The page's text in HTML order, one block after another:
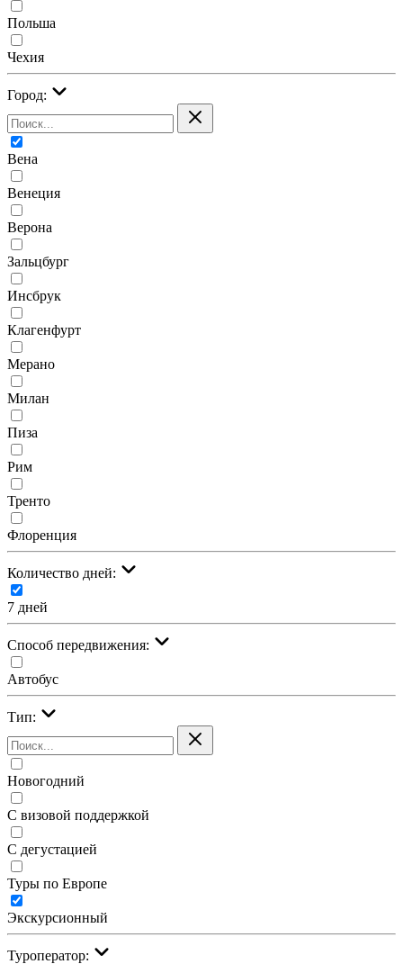
Польша
Чехия
Город:
Вена
Венеция
Верона
Зальцбург
Инсбрук
Клагенфурт
Мерано
Милан
Пиза
Рим
Тренто
Флоренция
Количество дней:
7 дней
Cпособ передвижения:
Автобус
Тип:
Новогодний
С визовой поддержкой
С дегустацией
Туры по Европе
Экскурсионный
Туроператор: